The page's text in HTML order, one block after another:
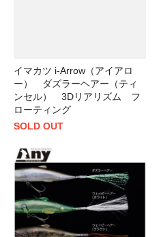
イマカツ i-Arrow（アイアロ
ー） ダズラーヘアー（ティ
ンセル） 3Dリアリズム フ
ローティング
SOLD OUT